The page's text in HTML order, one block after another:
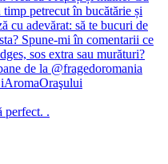
perfect. .